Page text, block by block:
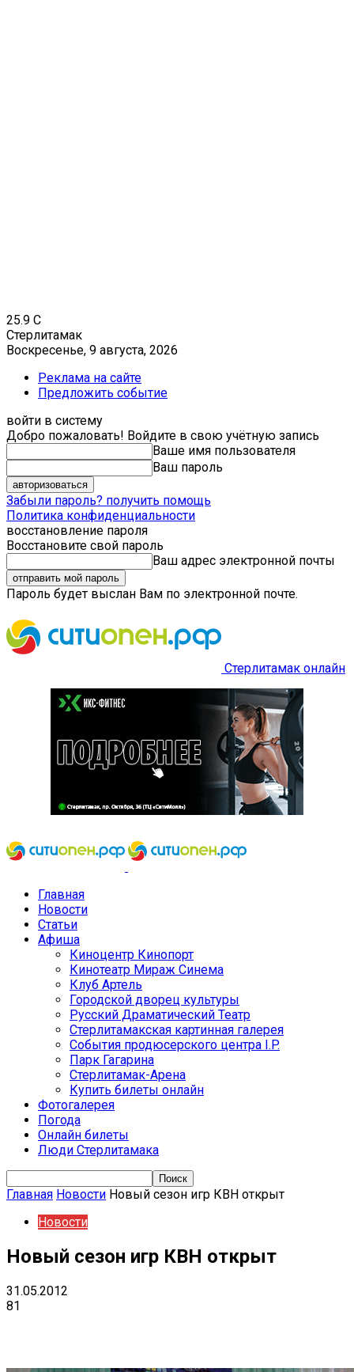
25.9 C
Стерлитамак
Воскресенье, 9 августа, 2026
Реклама на сайте
Предложить событие
войти в систему
Добро пожаловать! Войдите в свою учётную запись
Ваше имя пользователя
Ваш пароль
Забыли пароль? получить помощь
Политика конфиденциальности
восстановление пароля
Восстановите свой пароль
Ваш адрес электронной почты
Пароль будет выслан Вам по электронной почте.
Стерлитамак онлайн
Главная
Новости
Статьи
Афиша
Киноцентр Кинопорт
Кинотеатр Мираж Синема
Клуб Артель
Городской дворец культуры
Русский Драматический Театр
Стерлитамакская картинная галерея
События продюсерского центра I.P.
Парк Гагарина
Стерлитамак-Арена
Купить билеты онлайн
Фотогалерея
Погода
Онлайн билеты
Люди Стерлитамака
Главная Новости Новый сезон игр КВН открыт
Новости
Новый сезон игр КВН открыт
31.05.2012
81